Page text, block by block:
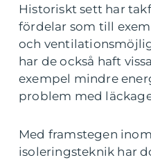
Historiskt sett har
fördelar som till
och
har de också haft
exempel mindre
problem med
Med framstegen
isoleringsteknik har